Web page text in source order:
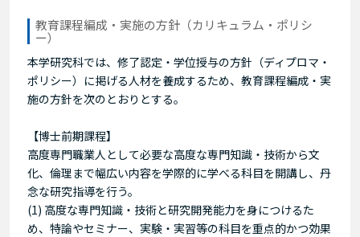
教育課程編成・実施の方針（カリキュラム・ポリシ
ー）
本学研究科では、修了認定・学位授与の方針（ディプロマ・
ポリシー）に掲げる人材を養成するため、教育課程編成・実
施の方針を次のとおりとする。
【博士前期課程】
高度専門職業人として必要な高度な専門知識・技術から文
化、倫理まで幅広い内容を学際的に学べる科目を開講し、丹
念な研究指導を行う。
(1) 高度な専門知識・技術と研究開発能力を身につけるた
め、特論やセミナー、実験・実習等の科目を重点的かつ効果